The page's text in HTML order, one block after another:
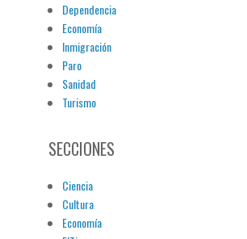
Dependencia
Economía
Inmigración
Paro
Sanidad
Turismo
SECCIONES
Ciencia
Cultura
Economía